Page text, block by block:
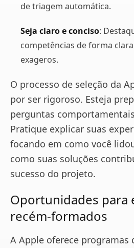
de triagem automática.
Seja claro e conciso:
competências de forma
exageros.
O processo de seleção da
por ser rigoroso. Esteja
perguntas
Pratique explicar suas
focando em como você
como suas soluções
sucesso do projeto.
Oportunidades para
recém-formados
A Apple oferece programas